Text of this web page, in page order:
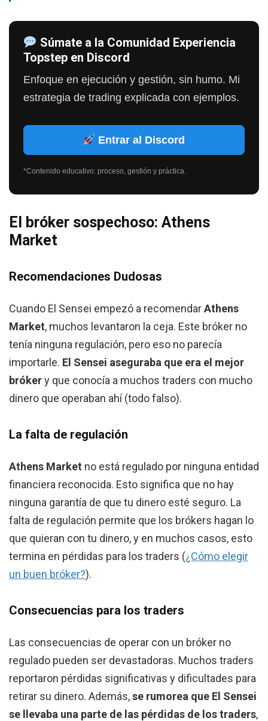
Súmate a la Comunidad Experiencia
Topstep en Discord
Enfoque en ejecución y gestión, sin humo. Mi
estrategia de trading explicada con ejemplos.
Entrar al Discord
*Contenido educativo: proceso, gestión y práctica.
El bróker sospechoso: Athens
Market
Recomendaciones Dudosas
Cuando El Sensei empezó a recomendarAthens
Market, muchos levantaron la ceja. Este bróker no
tenía ninguna regulación, pero eso no parecía
importarle. El Sensei aseguraba que era el mejor
brókery que conocía a muchos traders con mucho
dinero que operaban ahí (todo falso).
La falta de regulación
Athens Market no está regulado por ninguna entidad
financiera reconocida. Esto significa que no hay
ninguna garantía de que tu dinero esté seguro. La
falta de regulación permite que los brókers hagan lo
que quieran con tu dinero, y en muchos casos, esto
termina en pérdidas para los traders (¿Cómo elegir
un buen bróker?).
Consecuencias para los traders
Las consecuencias de operar con un bróker no
regulado pueden ser devastadoras. Muchos traders
reportaron pérdidas significativas y dificultades para
retirar su dinero. Además,se rumorea que El Sensei
se llevaba una parte de las pérdidas de los traders,